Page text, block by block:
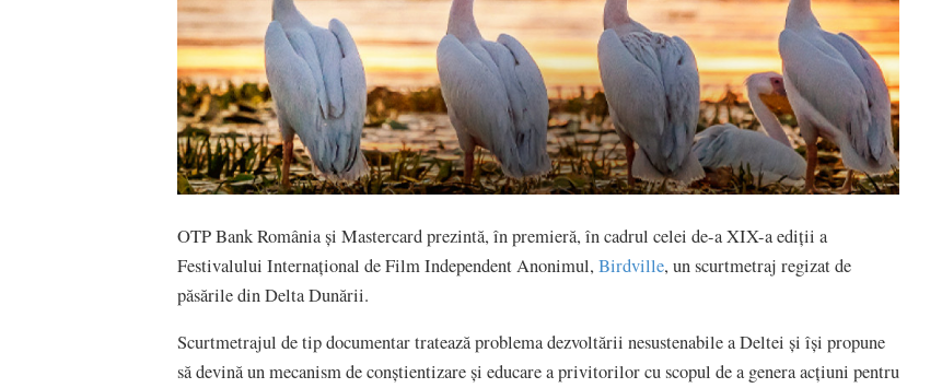
OTP Bank România și Mastercard prezintă, în premieră, în cadrul celei de-a XIX-a ediții a
Festivalului Internațional de Film Independent Anonimul, Birdville, un scurtmetraj regizat de
păsările din Delta Dunării.
Scurtmetrajul de tip documentar tratează problema dezvoltării nesustenabile a Deltei și își propune
să devină un mecanism de conștientizare și educare a privitorilor cu scopul de a genera acțiuni pentru